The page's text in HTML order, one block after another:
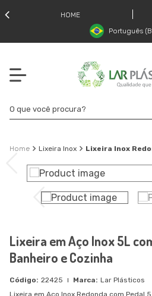
HOME
Português
Lixeira Inox Lixeira Inox
Lixeira em Aço Inox 5L
Banheiro e Cozinha
22425
Lar Plásticos
Lixeira em Aço Inox Redonda com Pedal